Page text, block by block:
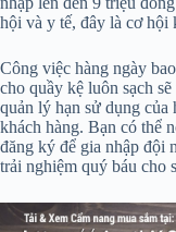
hội và y tế, đây là cơ hội
Công việc hàng ngày
cho quầy kệ luôn sạch
quản lý hạn sử dụng của
khách hàng. Bạn có thể
đăng ký để gia nhập đội
trải nghiệm quý báu cho